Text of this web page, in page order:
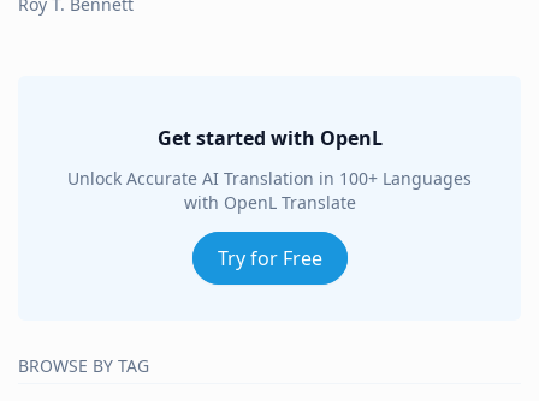
Get started with OpenL
Unlock Accurate AI Translation in 100+ Languages
with OpenL Translate
Try for Free
BROWSE BY TAG